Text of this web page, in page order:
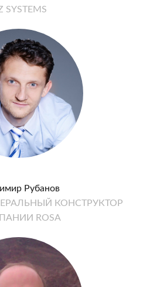
SYSTEMS
Рубанов
КОНСТРУКТОР
ROSA